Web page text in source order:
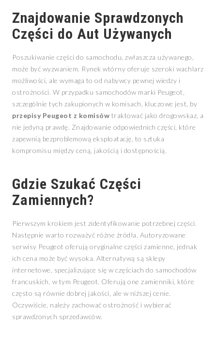
Znajdowanie Sprawdzonych
Części do Aut Używanych
Poszukiwanie części do samochodu, zwłaszcza używanego,
może być wyzwaniem. Rynek wtórny oferuje szeroki wachlarz
możliwości, ale wymaga to od nabywcy pewnej wiedzy i
ostrożności. W przypadku samochodów marki Peugeot,
szczególnie tych zakupionych w komisach, kluczowe jest, by
przepisy Peugeot z komisów traktować jako drogowskaz, a
nie jedyną prawdę. Znajdowanie odpowiednich części, które
zapewnią bezproblemową eksploatację, to sztuka
kompromisu między ceną, jakością i dostępnością.
Gdzie Szukać Części
Zamiennych?
Pierwszym krokiem jest zidentyfikowanie potrzebnej części.
Następnie warto rozważyć różne źródła. Autoryzowane
serwisy Peugeot oferują oryginalne części zamienne, jednak
ich cena może być wysoka. Alternatywą są sklepy
internetowe, specjalizujące się w częściach do samochodów
francuskich, w tym Peugeot. Oferują one zamienniki, które
często są równie dobrej jakości, ale w niższej cenie.
Oczywiście, należy zachować ostrożność i wybierać
sprawdzonych sprzedawców.